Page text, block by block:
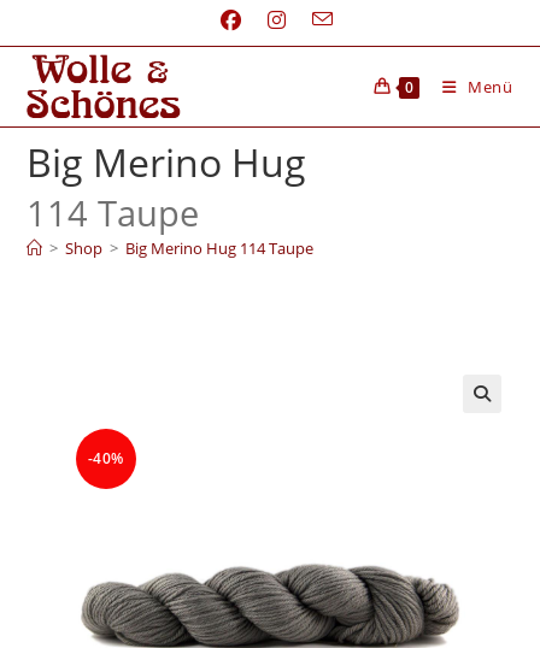
0 Menü
Big Merino Hug
114 Taupe
> Shop > Big Merino Hug 114 Taupe
-40%